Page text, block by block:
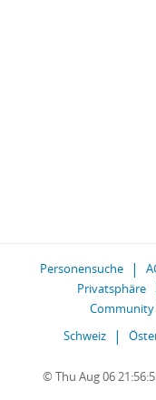
Personensuche
Privatsphäre
Community
Schweiz
© Thu Aug 06